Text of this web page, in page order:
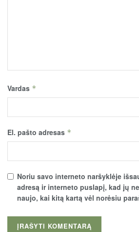
Vardas *
El. pašto adresas *
Noriu savo interneto naršyklėje
adresą ir interneto puslapį, kad jų
naujo, kai kitą kartą vėl norėsiu